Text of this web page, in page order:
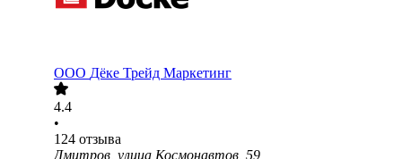
ООО Дёке Трейд Маркетинг
4.4
•
124 отзыва
Дмитров, улица Космонавтов, 59